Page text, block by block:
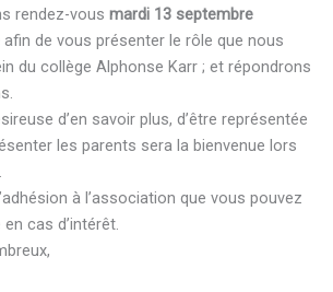
rendez-vous mardi 13 septembre
afin de vous présenter le rôle que nous
du collège Alphonse Karr ; et répondrons
d’en savoir plus, d’être représentée
les parents sera la bienvenue lors
à l’association que vous pouvez
cas d’intérêt.